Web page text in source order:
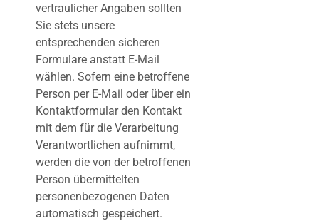
vertraulicher Angaben sollten
Sie stets unsere
entsprechenden sicheren
Formulare anstatt E-Mail
wählen. Sofern eine betroffene
Person per E-Mail oder über ein
Kontaktformular den Kontakt
mit dem für die Verarbeitung
Verantwortlichen aufnimmt,
werden die von der betroffenen
Person übermittelten
personenbezogenen Daten
automatisch gespeichert.